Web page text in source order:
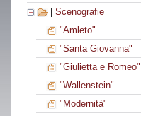
Scenografie
"Amleto"
"Santa Giovanna"
"Giulietta e Romeo"
"Wallenstein"
"Modernità"